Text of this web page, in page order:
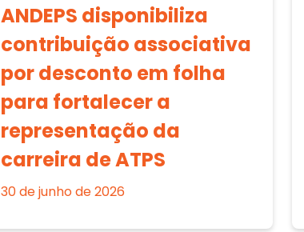
ANDEPS disponibiliza
contribuição associativa
por desconto em folha
para fortalecer a
representação da
carreira de ATPS
30 de junho de 2026